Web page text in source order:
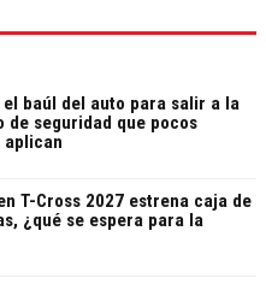
el baúl del auto para salir a la
de seguridad que pocos
aplican
T-Cross 2027 estrena caja de
¿qué se espera para la